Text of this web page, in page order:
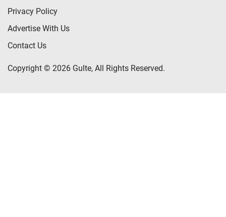
Privacy Policy
Advertise With Us
Contact Us
Copyright © 2026 Gulte, All Rights Reserved.